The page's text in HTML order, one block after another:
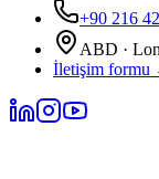
+90 216
ABD ·
İletişim formu